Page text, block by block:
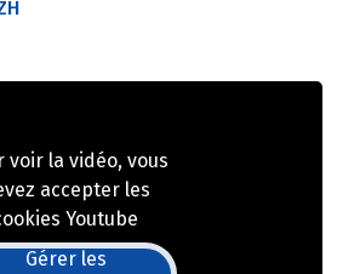
voir la vidéo, vous
accepter les
Youtube
Gérer les